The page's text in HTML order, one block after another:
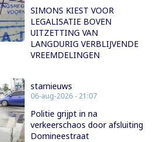
SIMONS KIEST VOOR
LEGALISATIE BOVEN
UITZETTING VAN
LANGDURIG VERBLIJVENDE
VREEMDELINGEN
starnieuws
06-aug-2026 - 21:07
Politie grijpt in na
verkeerschaos door afsluiting
Domineestraat